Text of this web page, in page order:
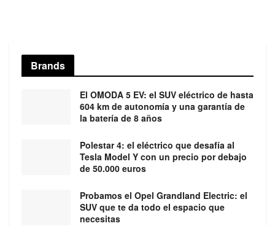
Brands
El OMODA 5 EV: el SUV eléctrico de hasta
604 km de autonomía y una garantía de
la batería de 8 años
Polestar 4: el eléctrico que desafía al
Tesla Model Y con un precio por debajo
de 50.000 euros
Probamos el Opel Grandland Electric: el
SUV que te da todo el espacio que
necesitas